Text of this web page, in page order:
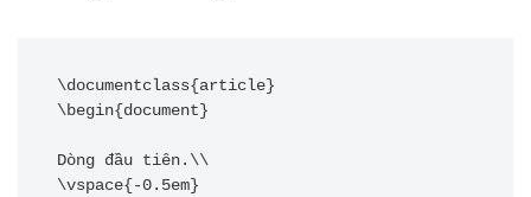
\documentclass{article}
\begin{document}
Dòng đầu tiên.\\
\vspace{-0.5em}